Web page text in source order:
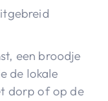
een broodje
de lokale
dorp of op de